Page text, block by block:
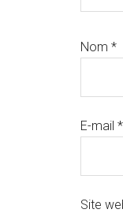
Nom *
E-mail *
Site